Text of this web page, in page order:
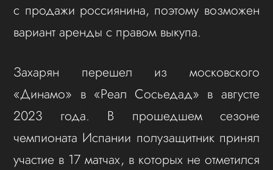
с продажи россиянина, поэтому возможен
вариант аренды с правом выкупа.
Захарян перешел из московского
«Динамо» в «Реал Сосьедад» в августе
2023 года. В прошедшем сезоне
чемпионата Испании полузащитник принял
участие в 17 матчах, в которых не отметился